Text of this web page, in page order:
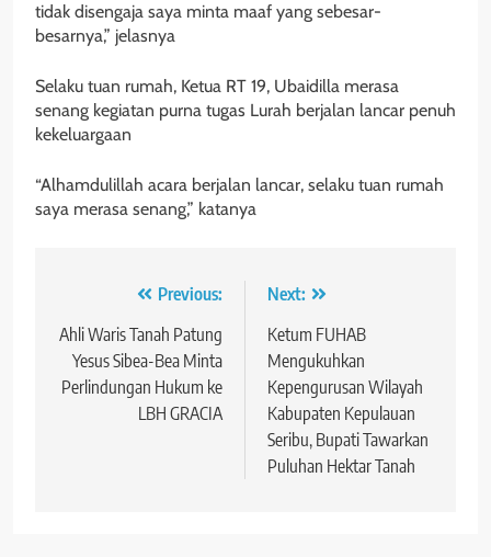
tidak disengaja saya minta maaf yang sebesar-
besarnya,” jelasnya
Selaku tuan rumah, Ketua RT 19, Ubaidilla merasa
senang kegiatan purna tugas Lurah berjalan lancar penuh
kekeluargaan
“Alhamdulillah acara berjalan lancar, selaku tuan rumah
saya merasa senang,” katanya
Navigasi
pos
Previous:
Ahli Waris Tanah Patung
Yesus Sibea-Bea Minta
Perlindungan Hukum ke
LBH GRACIA
Next:
Ketum FUHAB
Mengukuhkan
Kepengurusan Wilayah
Kabupaten Kepulauan
Seribu, Bupati Tawarkan
Puluhan Hektar Tanah